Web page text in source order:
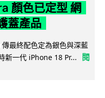
顏色已定型 網
蓋產品
最終配色定為銀色與深藍
新一代 iPhone 18 Pr...
閱